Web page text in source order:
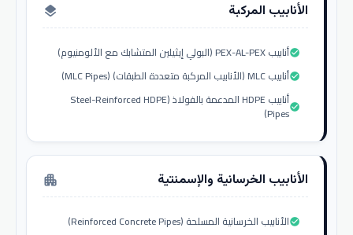
الأنابيب المركبة layers
أنابيب PEX-AL-PEX (البولي إيثيلين المتشابك مع الألومنيوم)check_circle
أنابيب MLC (الأنابيب المركبة متعددة الطبقات) (MLC Pipes)check_circle
أنابيب HDPE المدعمة بالفولاذ (Steel-Reinforced HDPE
Pipes)check_circle
الأنابيب الخرسانية والإسمنتية apartment
الأنابيب الخرسانية المسلحة (Reinforced Concrete Pipes)check_circle